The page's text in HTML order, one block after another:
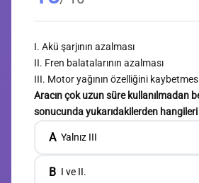
I. Akü şarjının azalması
II. Fren balatalarının azalması
III. Motor yağının özelliğini
Aracın çok uzun süre kullanılmadan
sonucunda yukarıdakilerden
A Yalnız III
B I ve II.